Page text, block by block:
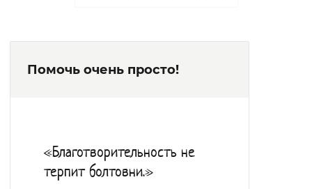
питание.
интересам, спортивные секции.
Помочь очень просто!
«Благотворительность не
терпит болтовни.»